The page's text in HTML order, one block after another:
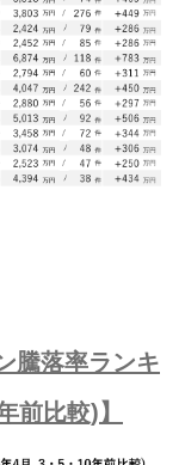
騰落率ランキ
前比較)】